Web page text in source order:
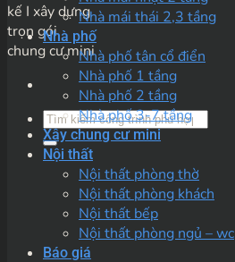
kế I xây dựng
trọn gói
chung cư mini
Nhà mái thái 2,3 tầng
Nhà phố
Nhà phố tân cổ điển
Nhà phố 1 tầng
Nhà phố 2 tầng
Nhà phố 3-7 tầng
Xây chung cư mini
Nội thất
Nội thất phòng thờ
Nội thất phòng khách
Nội thất bếp
Nội thất phòng ngủ – wc
Báo giá